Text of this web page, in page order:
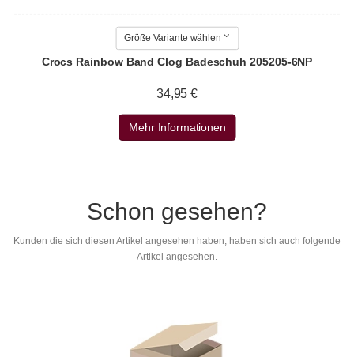
Größe Variante wählen
Crocs Rainbow Band Clog Badeschuh 205205-6NP
34,95 €
Mehr Informationen
Schon gesehen?
Kunden die sich diesen Artikel angesehen haben, haben sich auch folgende
Artikel angesehen.